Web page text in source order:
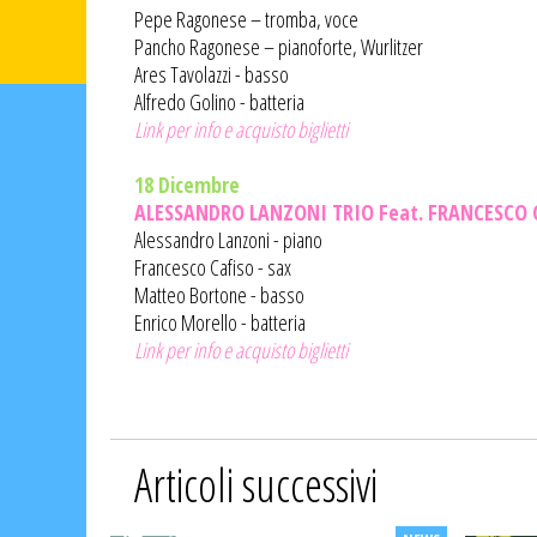
Pepe Ragonese – tromba, voce
Pancho Ragonese – pianoforte, Wurlitzer
Ares Tavolazzi - basso
Alfredo Golino - batteria
Link per info e acquisto biglietti
18 Dicembre
ALESSANDRO LANZONI TRIO Feat. FRANCESCO
Alessandro Lanzoni - piano
Francesco Cafiso - sax
Matteo Bortone - basso
Enrico Morello - batteria
Link per info e acquisto biglietti
Articoli successivi